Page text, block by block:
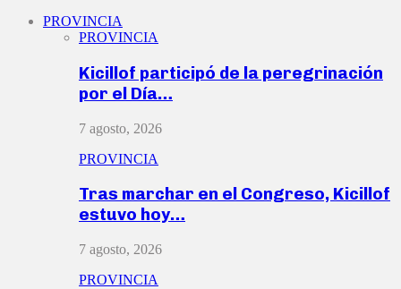
PROVINCIA
PROVINCIA
Kicillof participó de la peregrinación
por el Día…
7 agosto, 2026
PROVINCIA
Tras marchar en el Congreso, Kicillof
estuvo hoy…
7 agosto, 2026
PROVINCIA